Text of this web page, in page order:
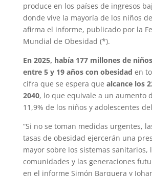
produce en los países de ingresos
donde vive la mayoría de los niños
afirma el informe, publicado por la
Mundial de Obesidad (*).
En 2025, había 177 millones de
entre 5 y 19 años con obesidad en
cifra que se espera que alcance los
2040, lo que equivale a un aumento
11,9% de los niños y adolescentes
“Si no se toman medidas urgentes,
tasas de obesidad ejercerán una
mayor sobre los sistemas sanitarios,
comunidades y las generaciones
en el informe Simón Barquera y